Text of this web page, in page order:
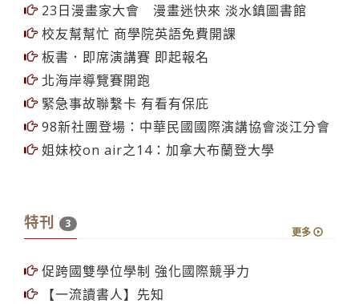
23日漫畫家大會 漫畫迷快來 淡水鎮圖書館
校友幫幫忙 商學院英語免費開課
板書．即席演講賽 即起報名
北海岸導覽賽開跑
緊急事故聯繫卡 有看有保庇
98新社團登場：中華民國國際演講協會淡江分會
姐妹校on air之14：加拿大布蘭登大學
特刊 3
更多
促跨國雙學位學制 強化國際競爭力
【一流讀書人】先知